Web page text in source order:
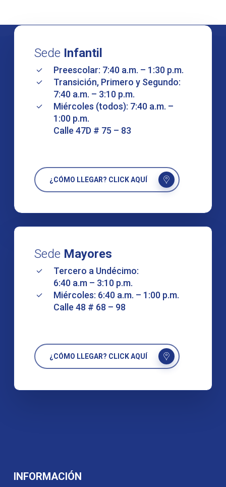
Sede Infantil
Preescolar: 7:40 a.m. – 1:30 p.m.
Transición, Primero y Segundo:
7:40 a.m. – 3:10 p.m.
Miércoles (todos): 7:40 a.m. –
1:00 p.m.
Calle 47D # 75 – 83
¿CÓMO LLEGAR? CLICK AQUÍ
Sede Mayores
Tercero a Undécimo:
6:40 a.m – 3:10 p.m.
Miércoles: 6:40 a.m. – 1:00 p.m.
Calle 48 # 68 – 98
¿CÓMO LLEGAR? CLICK AQUÍ
INFORMACIÓN